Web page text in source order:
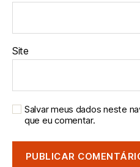
Site
Salvar meus dados neste
que eu comentar.